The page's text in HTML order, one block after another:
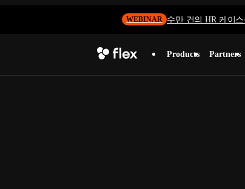
WEBINAR 수만 건의 HR 케이
Products Partners